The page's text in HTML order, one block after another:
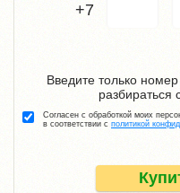
+7
Введите только
разбираться
Согласен с обработкой моих
в соответствии с политикой